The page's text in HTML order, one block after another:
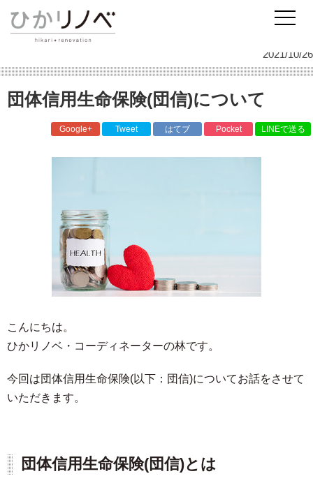
リノベーションのひかリノベ
住宅ローン・資金計画
団体信用生命保険(団信)について
2021/10/26
団体信用生命保険(団信)について
Google+ Tweet はてブ Pocket LINEで送る
こんにちは。
ひかリノベ・コーディネーターの林です。
今回は団体信用生命保険(以下：団信)についてお話をさせて
いただきます。
団体信用生命保険(団信)とは